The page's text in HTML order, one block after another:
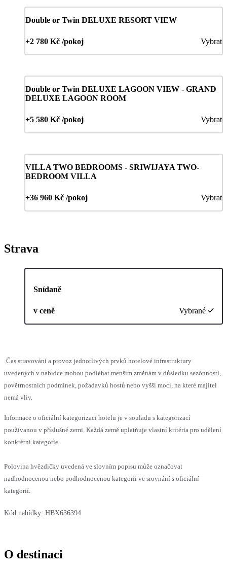
Double or Twin DELUXE RESORT VIEW
+2 780 Kč /pokoj Vybrat
Double or Twin DELUXE LAGOON VIEW - GRAND
DELUXE LAGOON ROOM
+5 580 Kč /pokoj Vybrat
VILLA TWO BEDROOMS - SRIWIJAYA TWO-
BEDROOM VILLA
+36 960 Kč /pokoj Vybrat
Strava
Snídaně
v ceně Vybrané
Čas stravování a provoz jednotlivých prvků hotelové infrastruktury
uvedených v nabídce mohou podléhat menším změnám v důsledku sezónnosti,
povětrnostních podmínek, požadavků hostů nebo vyšší moci, na které majitel
nemá vliv.
Informace o oficiální kategorizaci hotelu je v souladu s kategorizací
používanou v příslušné zemi. Každá země uplatňuje vlastní kritéria pro udělení
konkrétní kategorie.
Polovina hvězdičky uvedená ve slovním popisu může označovat
nadhodnocenou nebo podhodnocenou kategorii ve srovnání s oficiální
kategorií.
Kód nabídky: HBX636394
O destinaci